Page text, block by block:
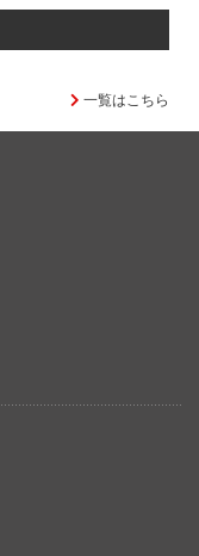
一覧はこちら